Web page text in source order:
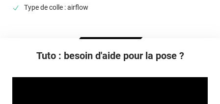
Type de colle : airflow
Tuto : besoin d'aide pour la pose ?